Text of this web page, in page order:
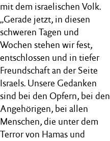
mit dem israelischen Volk.
„Gerade jetzt, in diesen
schweren Tagen und
Wochen stehen wir fest,
entschlossen und in tiefer
Freundschaft an der Seite
Israels. Unsere Gedanken
sind bei den Opfern, bei den
Angehörigen, bei allen
Menschen, die unter dem
Terror von Hamas und